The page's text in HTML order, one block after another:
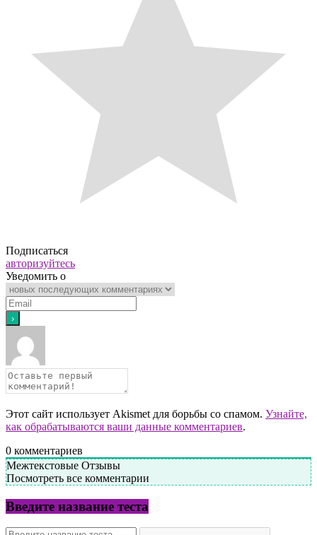
Подписаться
авторизуйтесь
Уведомить о
Этот сайт использует Akismet для борьбы со спамом. Узнайте,
как обрабатываются ваши данные комментариев.
0 комментариев
Межтекстовые Отзывы
Посмотреть все комментарии
Введите название теста